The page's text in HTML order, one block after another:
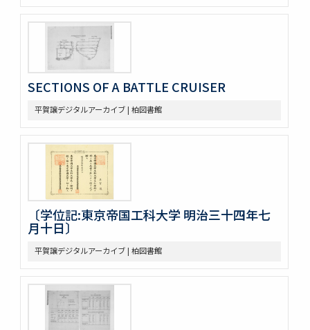
SECTIONS OF A BATTLE CRUISER
平賀譲デジタルアーカイブ | 柏図書館
〔学位記:東京帝国工科大学 明治三十四年七
月十日〕
平賀譲デジタルアーカイブ | 柏図書館